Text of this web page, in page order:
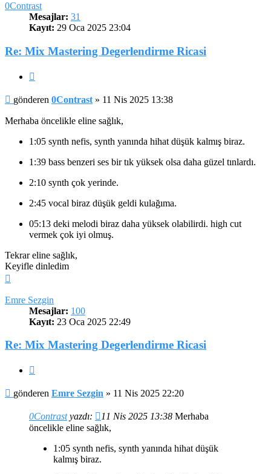
0Contrast
Mesajlar: 31
Kayıt: 29 Oca 2025 23:04
Re: Mix Mastering Degerlendirme Ricasi
Mesaj
gönderen 0Contrast » 11 Nis 2025 13:38
Merhaba öncelikle eline sağlık,
1:05 synth nefis, synth yanında hihat düşük kalmış biraz.
1:39 bass benzeri ses bir tık yüksek olsa daha güzel tınlardı.
2:10 synth çok yerinde.
2:45 vocal biraz düşük geldi kulağıma.
05:13 deki melodi biraz daha yüksek olabilirdi. high cut
vermek çok iyi olmuş.
Tekrar eline sağlık,
Keyifle dinledim
Emre Sezgin
Mesajlar: 100
Kayıt: 23 Oca 2025 22:49
Re: Mix Mastering Degerlendirme Ricasi
Mesaj
gönderen Emre Sezgin » 11 Nis 2025 22:20
0Contrastyazdı: 11 Nis 2025 13:38 Merhaba
öncelikle eline sağlık,
1:05 synth nefis, synth yanında hihat düşük
kalmış biraz.